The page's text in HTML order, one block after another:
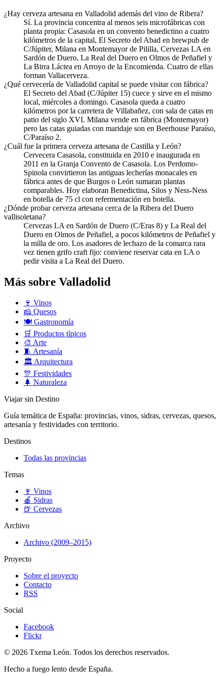
¿Hay cerveza artesana en Valladolid además del vino de Ribera?
Sí. La provincia concentra al menos seis microfábricas con
planta propia: Casasola en un convento benedictino a cuatro
kilómetros de la capital, El Secreto del Abad en brewpub de
C/Júpiter, Milana en Montemayor de Pililla, Cervezas LA en
Sardón de Duero, La Real del Duero en Olmos de Peñafiel y
La Birra Láctea en Arroyo de la Encomienda. Cuatro de ellas
forman Vallacerveza.
¿Qué cervecería de Valladolid capital se puede visitar con fábrica?
El Secreto del Abad (C/Júpiter 15) cuece y sirve en el mismo
local, miércoles a domingo. Casasola queda a cuatro
kilómetros por la carretera de Villabañez, con sala de catas en
patio del siglo XVI. Milana vende en fábrica (Montemayor)
pero las catas guiadas con maridaje son en Beerhouse Paraíso,
C/Paraíso 2.
¿Cuál fue la primera cerveza artesana de Castilla y León?
Cervecera Casasola, constituida en 2010 e inaugurada en
2011 en la Granja Convento de Casasola. Los Perdomo-
Spinola convirtieron las antiguas lecherías monacales en
fábrica antes de que Burgos o León sumaran plantas
comparables. Hoy elaboran Benedictina, Silos y Ness-Ness
en botella de 75 cl con refermentación en botella.
¿Dónde probar cerveza artesana cerca de la Ribera del Duero
vallisoletana?
Cervezas LA en Sardón de Duero (C/Eras 8) y La Real del
Duero en Olmos de Peñafiel, a pocos kilómetros de Peñafiel y
la milla de oro. Los asadores de lechazo de la comarca rara
vez tienen grifo craft fijo: conviene reservar cata en LA o
pedir visita a La Real del Duero.
Más sobre Valladolid
🍷 Vinos
🧀 Quesos
🍽️ Gastronomía
🛒 Productos típicos
🎨 Arte
🧵 Artesanía
🏛️ Arquitectura
🎊 Festividades
🌲 Naturaleza
Viajar sin Destino
Guía temática de España: provincias, vinos, sidras, cervezas, quesos,
artesanía y festividades con territorio.
Destinos
Todas las provincias
Temas
🍷 Vinos
🍎 Sidras
🍺 Cervezas
Archivo
Archivo (2009–2015)
Proyecto
Sobre el proyecto
Contacto
RSS
Social
Facebook
Flickr
© 2026 Txema León. Todos los derechos reservados.
Hecho a fuego lento desde España.